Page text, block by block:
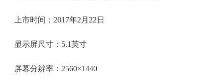
上市时间：2017年2月22日
显示屏尺寸：5.1英寸
屏幕分辨率：2560×1440